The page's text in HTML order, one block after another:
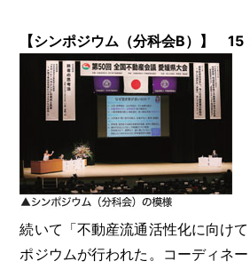
【シンポジウム（分科会B）】 15
続いて「不動産流通活性化に向け
ポジウムが行われた。コーディネ